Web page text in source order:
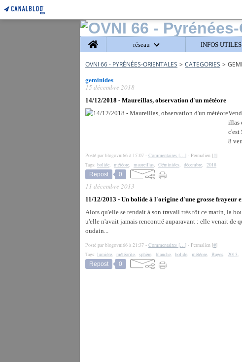
Home
réseau INFOS UTILES
OVNI 66 - PYRÉNÉES-ORIENTALES > CATEGORIES >
geminides
15 décembre 2018
14/12/2018 - Maureillas, observation d'un météore
illas
c'est
8
Posté par blogovni66 à 15:07 - Commentaires […] - Permalien [#]
Tags: bolide, météore, maureillas, Géminides, décembre, 2018
Repost
0
11 décembre 2013
11/12/2013 - Un bolide à l'origine d'une grosse frayeur
Alors qu'elle se rendait à son travail très tôt ce matin, la
u'elle n'avait jamais rencontré auparavant : elle venait
oudain...
Posté par blogovni66 à 21:37 - Commentaires […] - Permalien [#]
Tags: lumière, météorite, sphère, blanche, bolide, météore, Bages, 2013,
Repost
0